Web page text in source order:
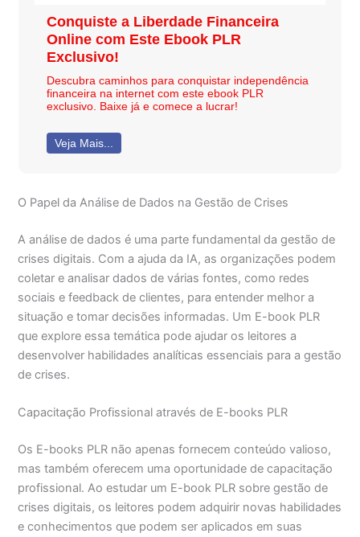
Conquiste a Liberdade Financeira
Online com Este Ebook PLR
Exclusivo!
Descubra caminhos para conquistar independência
financeira na internet com este ebook PLR
exclusivo. Baixe já e comece a lucrar!
Veja Mais...
O Papel da Análise de Dados na Gestão de Crises
A análise de dados é uma parte fundamental da gestão de
crises digitais. Com a ajuda da IA, as organizações podem
coletar e analisar dados de várias fontes, como redes
sociais e feedback de clientes, para entender melhor a
situação e tomar decisões informadas. Um E-book PLR
que explore essa temática pode ajudar os leitores a
desenvolver habilidades analíticas essenciais para a gestão
de crises.
Capacitação Profissional através de E-books PLR
Os E-books PLR não apenas fornecem conteúdo valioso,
mas também oferecem uma oportunidade de capacitação
profissional. Ao estudar um E-book PLR sobre gestão de
crises digitais, os leitores podem adquirir novas habilidades
e conhecimentos que podem ser aplicados em suas